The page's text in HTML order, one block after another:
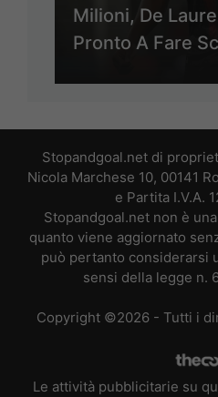
Milioni, De
Pronto A Fare
Stopandgoal.net di
Nicola Marchese 10, 00141
e Partita I.V.A.
Stopandgoal.net non è
quanto viene aggiornato
può pertanto considerarsi
sensi della legge n.
Copyright ©2026 - Tutti i
Le attività pubblicitarie su